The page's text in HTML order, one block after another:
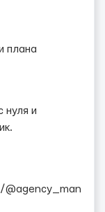
плана
нуля и
@agency_man